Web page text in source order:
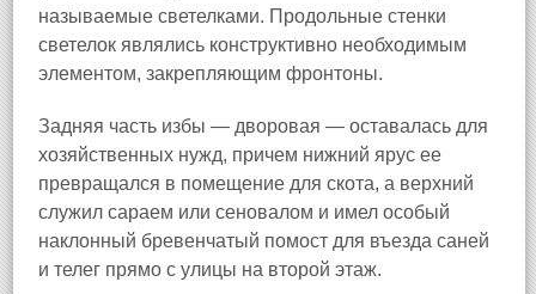
называемые светелками. Продольные стенки
светелок являлись конструктивно необходимым
элементом, закрепляющим фронтоны.
Задняя часть избы — дворовая — оставалась для
хозяйственных нужд, причем нижний ярус ее
превращался в помещение для скота, а верхний
служил сараем или сеновалом и имел особый
наклонный бревенчатый помост для въезда саней
и телег прямо с улицы на второй этаж.